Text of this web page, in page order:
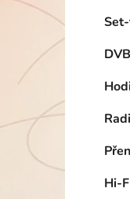
Hi-